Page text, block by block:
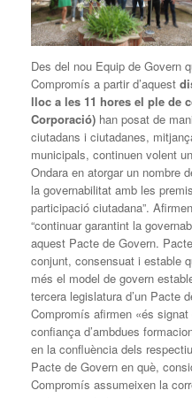
Des del nou Equip de Govern
Compromís a partir d’aquest
lloc a les 11 hores el ple de
Corporació) han posat de
ciutadans i ciutadanes,
municipals, continuen volent
Ondara en atorgar un nombre
la governabilitat amb les
participació ciutadana”.
“continuar garantint la
aquest Pacte de Govern.
conjunt, consensuat i estable
més el model de govern
tercera legislatura d’un Pacte
Compromís afirmen «és
confiança d’ambdues
en la confluència dels
Pacte de Govern en què,
Compromís assumeixen la